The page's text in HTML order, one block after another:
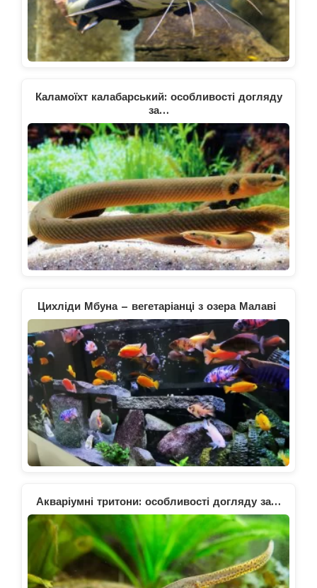
Каламоїхт калабарський: особливості догляду
за…
Цихліди Мбуна – вегетаріанці з озера Малаві
Акваріумні тритони: особливості догляду за…